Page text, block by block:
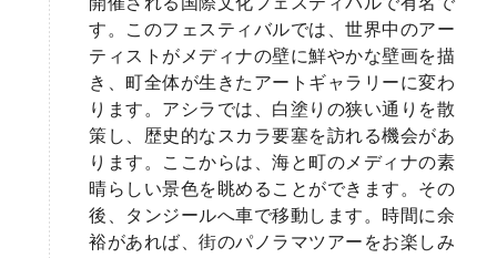
す。このフェスティバルでは、世界中のアー
ティストがメディナの壁に鮮やかな壁画を描
き、町全体が生きたアートギャラリーに変わ
ります。アシラでは、白塗りの狭い通りを散
策し、歴史的なスカラ要塞を訪れる機会があ
ります。ここからは、海と町のメディナの素
晴らしい景色を眺めることができます。その
後、タンジールへ車で移動します。時間に余
裕があれば、街のパノラマツアーをお楽しみ